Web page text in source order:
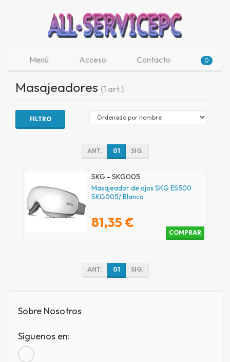
Menú Acceso Contacto 0
Masajeadores (1 art.)
FILTRO
ANT. 01 SIG.
SKG - SKG005
Masajeador de ojos SKG ES500
SKG005/ Blanco
81,35 €
COMPRAR
ANT. 01 SIG.
Sobre Nosotros
Síguenos en: